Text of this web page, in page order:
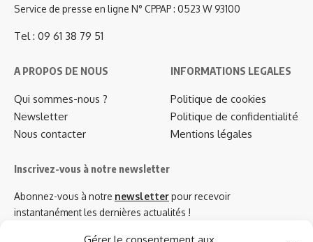
Service de presse en ligne N° CPPAP : 0523 W 93100
Tel : 09 61 38 79 51
A PROPOS DE NOUS
Qui sommes-nous ?
Newsletter
Nous contacter
INFORMATIONS LEGALES
Politique de cookies
Politique de confidentialité
Mentions légales
Inscrivez-vous à notre newsletter
Abonnez-vous à notre newsletterpour recevoir
instantanément les dernières actualités !